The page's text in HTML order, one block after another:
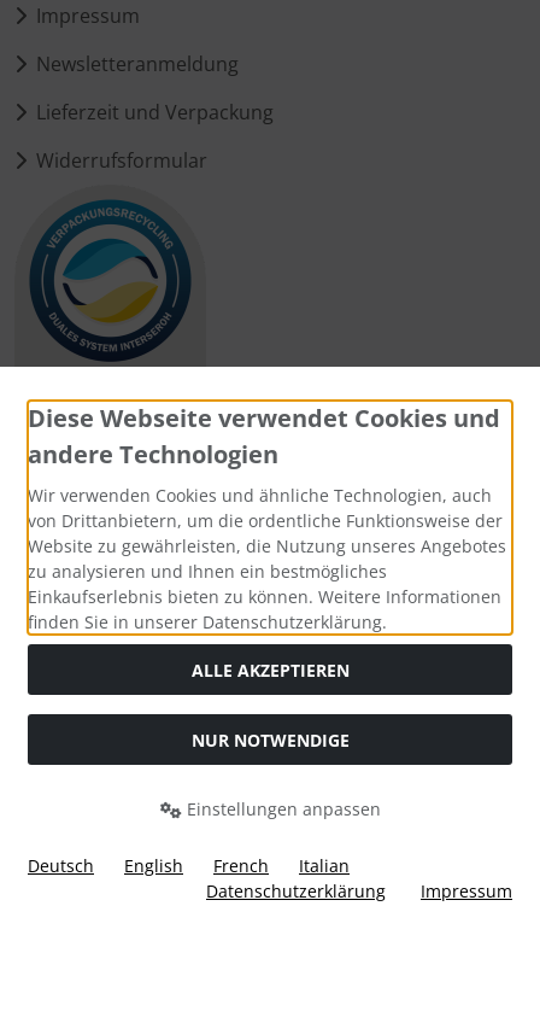
Impressum
Newsletteranmeldung
Lieferzeit und Verpackung
Widerrufsformular
Zahlungsmethoden
Social Media
Widerrufsformular
Diese Webseite verwendet Cookies und
andere Technologien
Wir verwenden Cookies und ähnliche Technologien, auch
von Drittanbietern, um die ordentliche Funktionsweise der
Website zu gewährleisten, die Nutzung unseres Angebotes
zu analysieren und Ihnen ein bestmögliches
Einkaufserlebnis bieten zu können. Weitere Informationen
finden Sie in unserer Datenschutzerklärung.
ALLE AKZEPTIEREN
NUR NOTWENDIGE
Einstellungen anpassen
Deutsch English French
Italian
Datenschutzerklärung
Impressum